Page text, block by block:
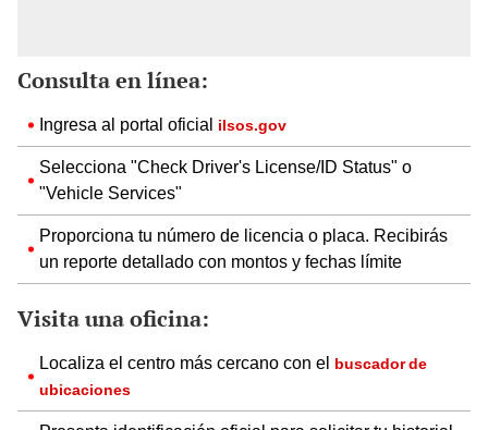
Consulta en línea:
Ingresa al portal oficial ilsos.gov
Selecciona "Check Driver's License/ID Status" o
"Vehicle Services"
Proporciona tu número de licencia o placa. Recibirás
un reporte detallado con montos y fechas límite
Visita una oficina:
Localiza el centro más cercano con el buscador de
ubicaciones